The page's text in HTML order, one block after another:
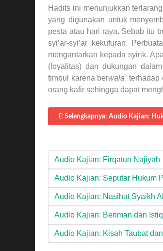
Hadits ini menunjukkan
yang digunakan untuk
pesta atau hari raya. Sebab itu
syi’ar-syi’ar kekufuran.
mengantarkan kepada syirik.
(loyalitas) dan dukungan
timbul karena berwala’ terhadap
orang kafir sehingga dapat
Selengkapnya: Audio Kajian:
Audio Kajian: Firqatun Najiyah
Audio Kajian: Seputar Hukum
Audio Kajian: Nasihat Syaikh
Audio Kajian: Beriman dan
Audio Kajian: Kisah Taubat